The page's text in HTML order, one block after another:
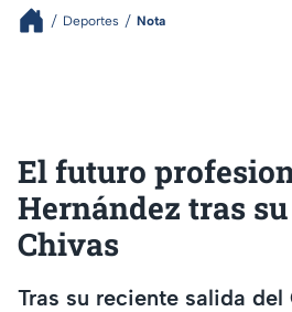
Deportes Nota
El futuro
Hernández tras
Chivas
Tras su reciente salida del